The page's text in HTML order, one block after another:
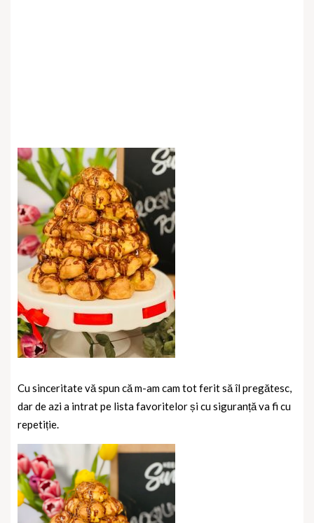
Cu sinceritate vă spun că m-am cam tot ferit să îl pregătesc,
dar de azi a intrat pe lista favoritelor și cu siguranță va fi cu
repetiție.